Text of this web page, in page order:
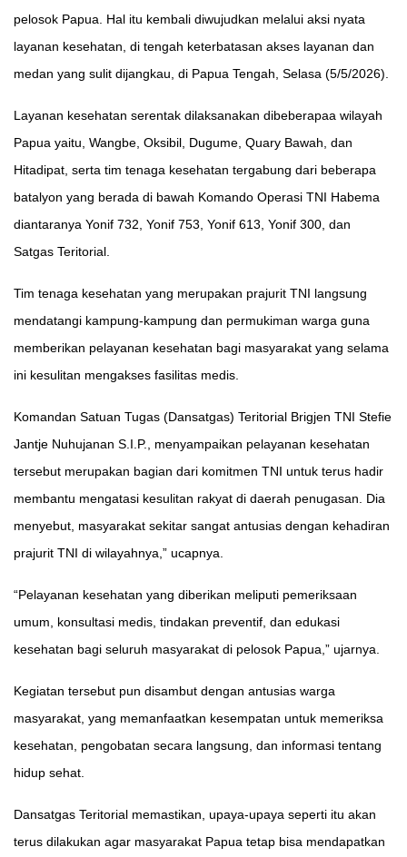
pelosok Papua. Hal itu kembali diwujudkan melalui aksi nyata
layanan kesehatan, di tengah keterbatasan akses layanan dan
medan yang sulit dijangkau, di Papua Tengah, Selasa (5/5/2026).
Layanan kesehatan serentak dilaksanakan dibeberapaa wilayah
Papua yaitu, Wangbe, Oksibil, Dugume, Quary Bawah, dan
Hitadipat, serta tim tenaga kesehatan tergabung dari beberapa
batalyon yang berada di bawah Komando Operasi TNI Habema
diantaranya Yonif 732, Yonif 753, Yonif 613, Yonif 300, dan
Satgas Teritorial.
Tim tenaga kesehatan yang merupakan prajurit TNI langsung
mendatangi kampung-kampung dan permukiman warga guna
memberikan pelayanan kesehatan bagi masyarakat yang selama
ini kesulitan mengakses fasilitas medis.
Komandan Satuan Tugas (Dansatgas) Teritorial Brigjen TNI Stefie
Jantje Nuhujanan S.I.P., menyampaikan pelayanan kesehatan
tersebut merupakan bagian dari komitmen TNI untuk terus hadir
membantu mengatasi kesulitan rakyat di daerah penugasan. Dia
menyebut, masyarakat sekitar sangat antusias dengan kehadiran
prajurit TNI di wilayahnya,” ucapnya.
“Pelayanan kesehatan yang diberikan meliputi pemeriksaan
umum, konsultasi medis, tindakan preventif, dan edukasi
kesehatan bagi seluruh masyarakat di pelosok Papua,” ujarnya.
Kegiatan tersebut pun disambut dengan antusias warga
masyarakat, yang memanfaatkan kesempatan untuk memeriksa
kesehatan, pengobatan secara langsung, dan informasi tentang
hidup sehat.
Dansatgas Teritorial memastikan, upaya-upaya seperti itu akan
terus dilakukan agar masyarakat Papua tetap bisa mendapatkan